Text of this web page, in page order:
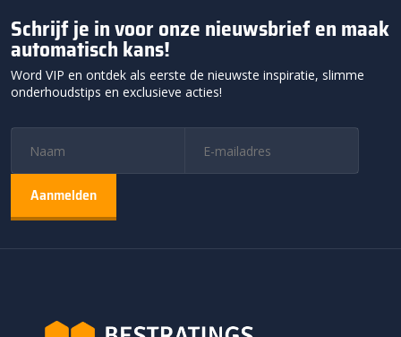
Schrijf je in voor onze nieuwsbrief en maak
automatisch kans!
Word VIP en ontdek als eerste de nieuwste inspiratie, slimme
onderhoudstips en exclusieve acties!